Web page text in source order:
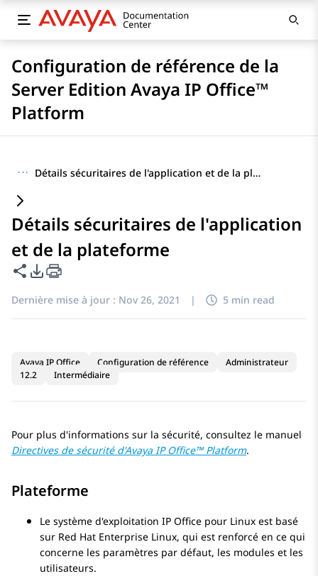
Configuration de référence de la
Server Edition Avaya IP Office™
Platform
··· Détails sécuritaires de l'application et de la plateforme
Détails sécuritaires de l'application
et de la plateforme
Partager cette page
Options d'exportation PDF
Dernière mise à jour : Nov 26, 2021 | 5 min read
Avaya IP Office Configuration de référence
Administrateur
12.2
Intermédiaire
Pour plus d'informations sur la sécurité, consultez le manuel
Directives de sécurité d'Avaya IP Office™ Platform.
Plateforme
Le système d'exploitation IP Office pour Linux est basé
sur Red Hat Enterprise Linux, qui est renforcé en ce qui
concerne les paramètres par défaut, les modules et les
utilisateurs.